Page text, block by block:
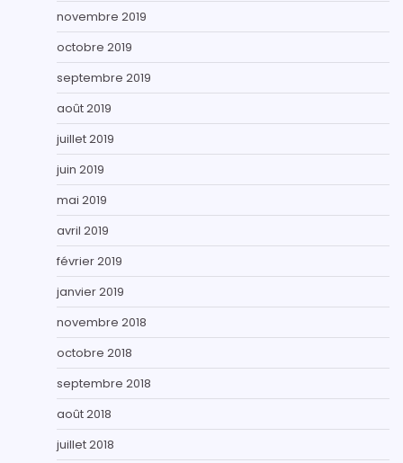
novembre 2019
octobre 2019
septembre 2019
août 2019
juillet 2019
juin 2019
mai 2019
avril 2019
février 2019
janvier 2019
novembre 2018
octobre 2018
septembre 2018
août 2018
juillet 2018